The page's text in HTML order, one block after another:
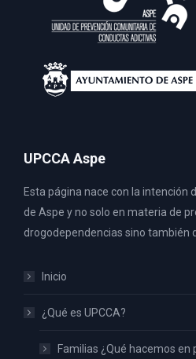
UPCCA Aspe
Esta página nace con la intención
de Aspe y no solo en materia de
drogodependencias sino también
Inicio
¿Qué es UPCCA?
Familias ¿Qué hacemos en